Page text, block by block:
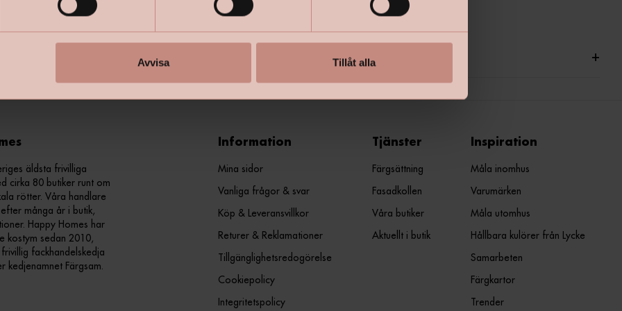
Avvisa Tillåt alla
Specifikationer +
äldsta frivilliga
cirka 80 butiker runt om
rötter. Våra handlare
många år i butik,
Happy Homes har
kostym sedan 2010,
fackhandelskedja
kedjenamnet Färgsam.
Information
Mina sidor
Vanliga frågor & svar
Köp & Leveransvillkor
Returer & Reklamationer
Tillgänglighetsredogörelse
Cookiepolicy
Integritetspolicy
Tjänster
Färgsättning
Fasadkollen
Våra butiker
Aktuellt i butik
Inspiration
Måla inomhus
Varumärken
Måla utomhus
Hållbara kulörer från Lycke
Samarbeten
Färgkartor
Trender